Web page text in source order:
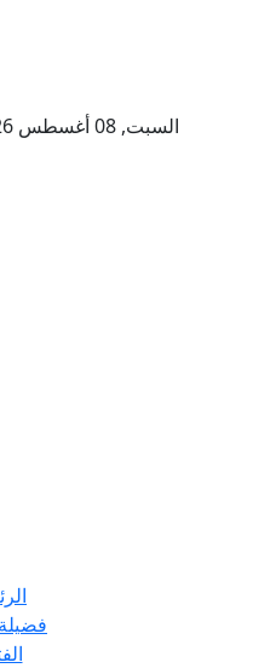
السبت, 08 أغسطس 2026 – 25 صفر 1448 هـ